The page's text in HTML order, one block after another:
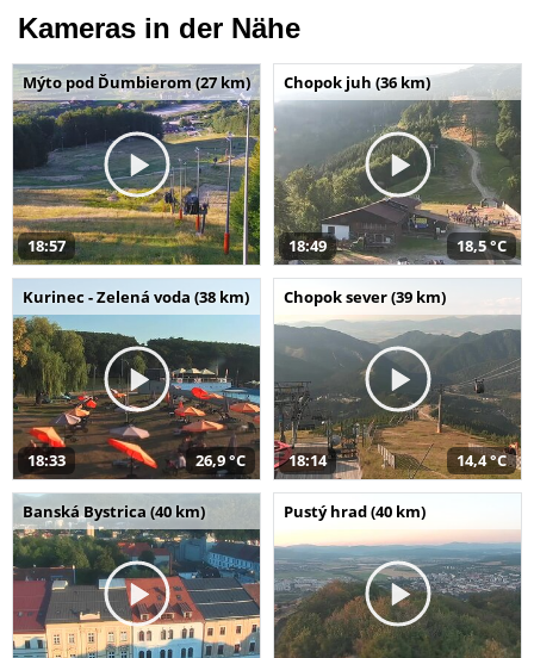
Kameras in der Nähe
Mýto pod Ďumbierom (27 km)
18:57
Chopok juh (36 km)
18:49 18,5 °C
Kurinec - Zelená voda (38 km)
18:33 26,9 °C
Chopok sever (39 km)
18:14 14,4 °C
Banská Bystrica (40 km) Pustý hrad (40 km)